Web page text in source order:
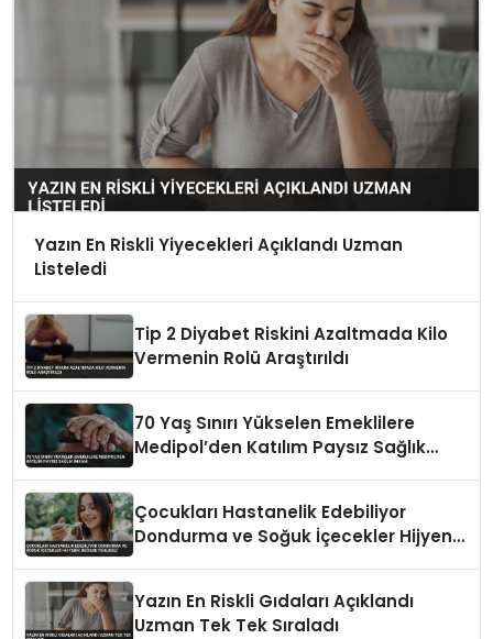
Yazın En Riskli Yiyecekleri Açıklandı Uzman
Listeledi
Tip 2 Diyabet Riskini Azaltmada Kilo
Vermenin Rolü Araştırıldı
70 Yaş Sınırı Yükselen Emeklilere
Medipol’den Katılım Paysız Sağlık
Çocukları Hastanelik Edebiliyor
Dondurma ve Soğuk İçecekler Hijyenik
Yazın En Riskli Gıdaları Açıklandı
Uzman Tek Tek Sıraladı